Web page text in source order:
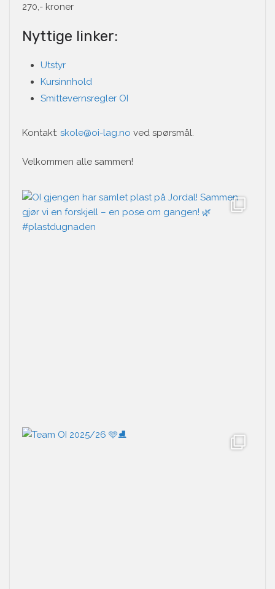
270,- kroner
Nyttige linker:
Utstyr
Kursinnhold
Smittevernsregler OI
Kontakt: skole@oi-lag.no ved spørsmål.
Velkommen alle sammen!